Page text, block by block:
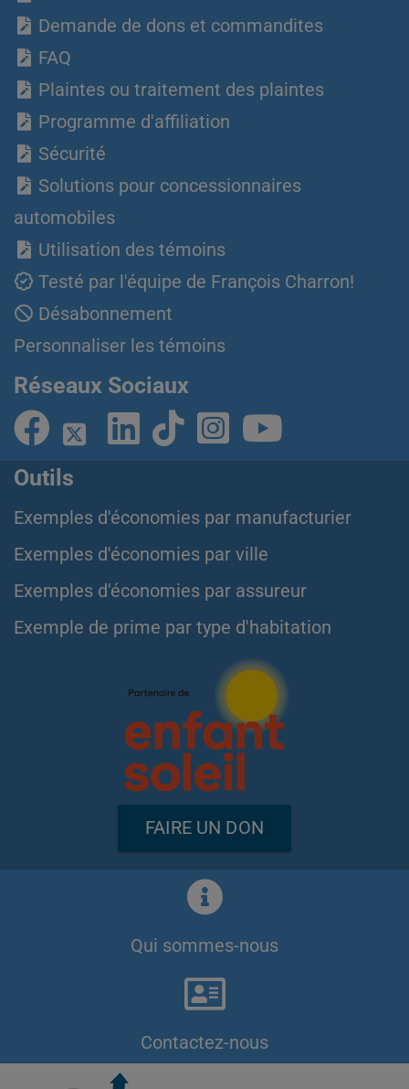
Demande de dons et commandites
FAQ
Plaintes ou traitement des plaintes
Programme d'affiliation
Sécurité
Solutions pour concessionnaires
automobiles
Utilisation des témoins
Testé par l'équipe de François Charron!
Désabonnement
Personnaliser les témoins
Réseaux Sociaux
Outils
Exemples d'économies par manufacturier
Exemples d'économies par ville
Exemples d'économies par assureur
Exemple de prime par type d'habitation
FAIRE UN DON
Qui sommes-nous
Contactez-nous